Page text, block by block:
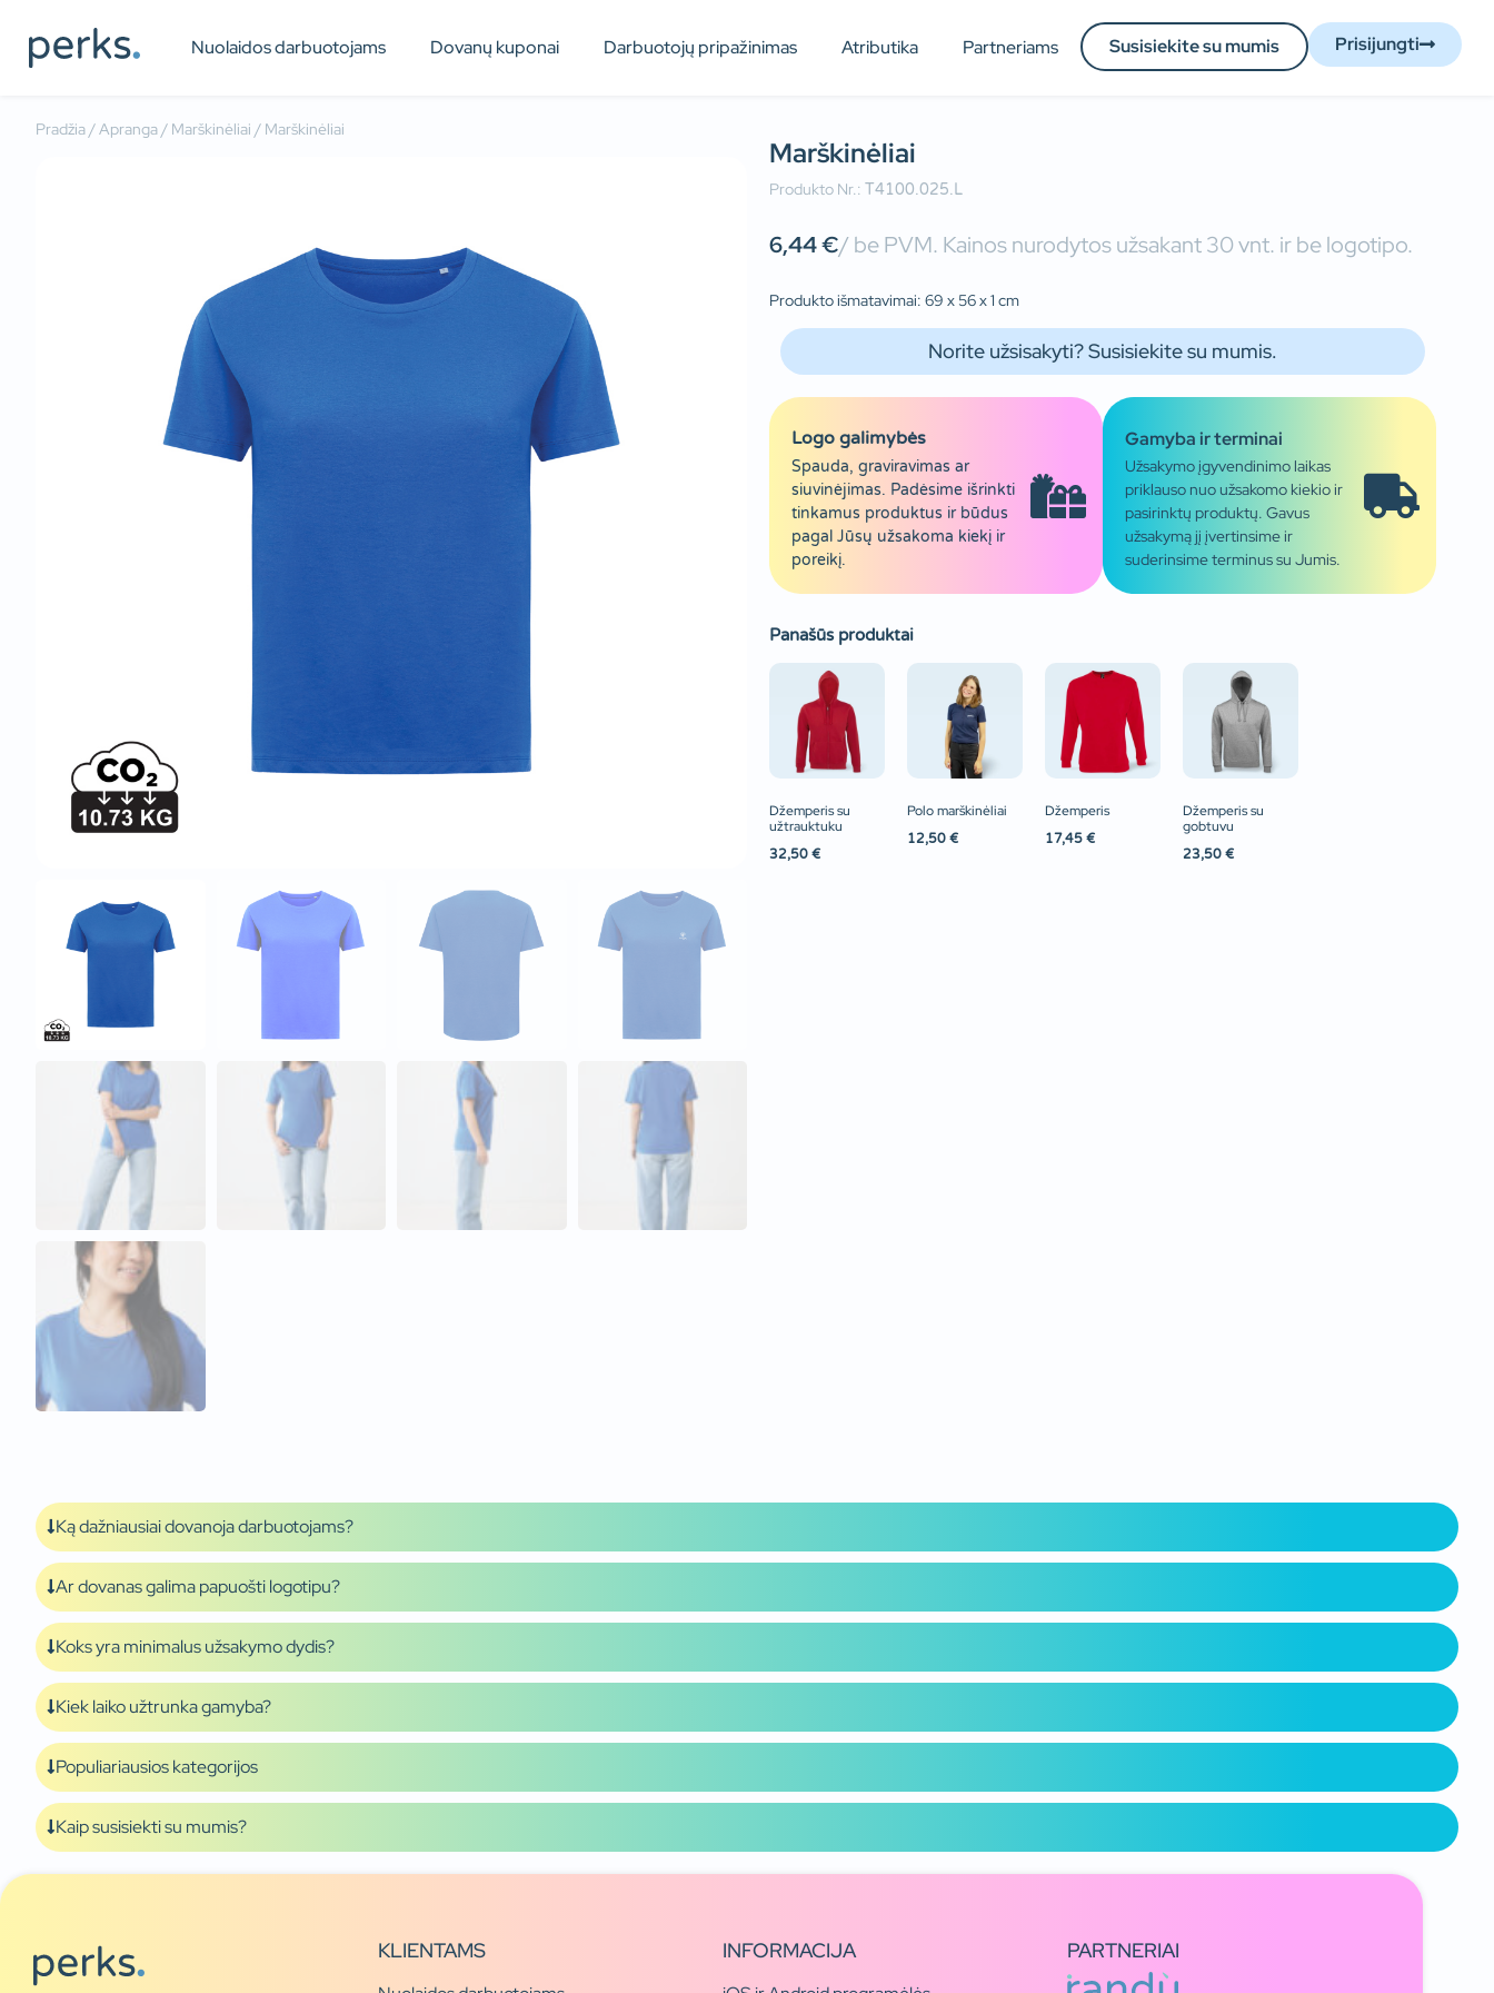
Nuolaidos darbuotojams Dovanų kuponai Darbuotojų pripažinimas Atributika Partneriams Susisiekite su mumis Prisijungti
Pradžia/Apranga/ Marškinėliai / Marškinėliai
Marškinėliai
Produkto Nr.: T4100.025.L
6,44€/ be PVM. Kainos nurodytos užsakant 30 vnt. ir be logotipo.
Produkto išmatavimai: 69 x 56 x 1 cm
Norite užsisakyti? Susisiekite su mumis.
Logo galimybės
Spauda, graviravimas ar
siuvinėjimas. Padėsime išrinkti
tinkamus produktus ir būdus
pagal Jūsų užsakoma kiekį ir
poreikį.
Gamyba ir terminai
Užsakymo įgyvendinimo laikas
priklauso nuo užsakomo kiekio ir
pasirinktų produktų. Gavus
užsakymą jį įvertinsime ir
suderinsime terminus su Jumis.
Panašūs produktai
Džemperis su
užtrauktuku
32,50 €
Polo marškinėliai
12,50 €
Džemperis
17,45 €
Džemperis su
gobtuvu
23,50 €
Ką dažniausiai dovanoja darbuotojams?
Ar dovanas galima papuošti logotipu?
Koks yra minimalus užsakymo dydis?
Kiek laiko užtrunka gamyba?
Populiariausios kategorijos
Kaip susisiekti su mumis?
KLIENTAMS INFORMACIJA PARTNERIAI